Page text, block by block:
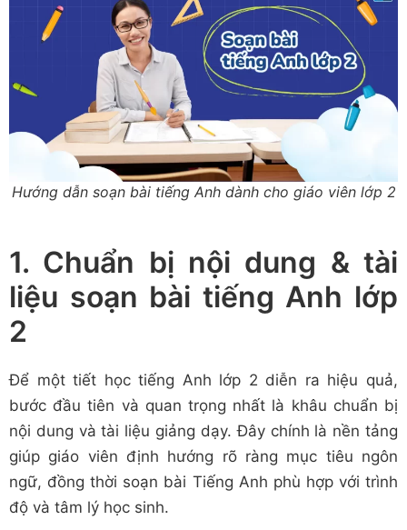
Hướng dẫn soạn bài tiếng Anh dành cho giáo viên lớp 2
1. Chuẩn bị nội dung & tài
liệu soạn bài tiếng Anh lớp
2
Để một tiết học tiếng Anh lớp 2 diễn ra hiệu quả,
bước đầu tiên và quan trọng nhất là khâu chuẩn bị
nội dung và tài liệu giảng dạy. Đây chính là nền tảng
giúp giáo viên định hướng rõ ràng mục tiêu ngôn
ngữ, đồng thời soạn bài Tiếng Anh phù hợp với trình
độ và tâm lý học sinh.